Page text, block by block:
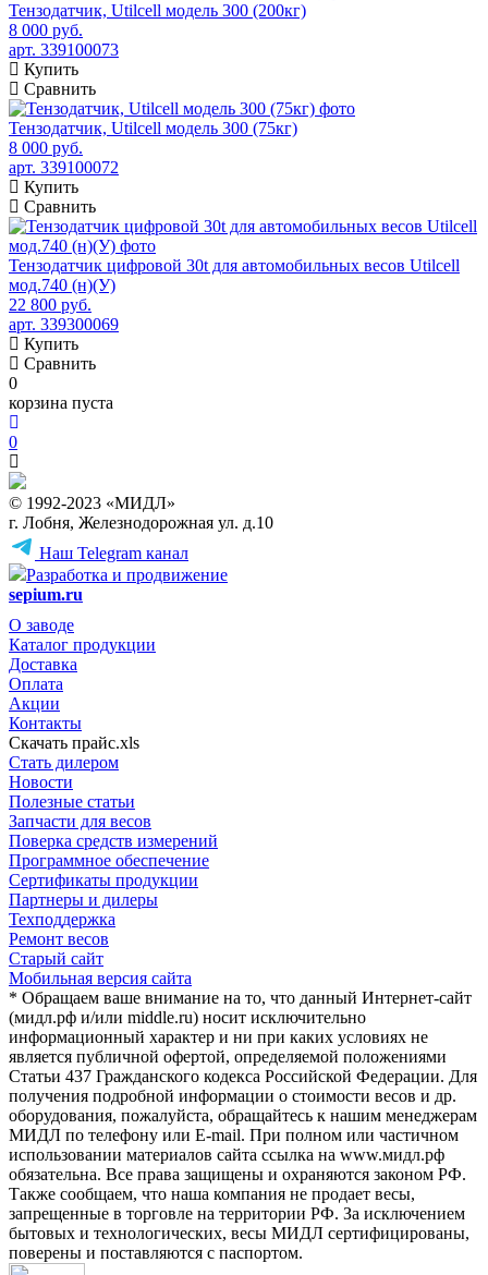
Тензодатчик, Utilcell модель 300 (200кг)
8 000 руб.
арт. 339100073
Купить
Сравнить
Тензодатчик, Utilcell модель 300 (75кг)
8 000 руб.
арт. 339100072
Купить
Сравнить
Тензодатчик цифровой 30t для автомобильных весов Utilcell
мод.740 (н)(У)
22 800 руб.
арт. 339300069
Купить
Сравнить
0
корзина пуста
0
© 1992-2023 «МИДЛ»
г. Лобня, Железнодорожная ул. д.10
Наш Telegram канал
Разработка и продвижение
sepium.ru
О заводе
Каталог продукции
Доставка
Оплата
Акции
Контакты
Скачать прайс.xls
Стать дилером
Новости
Полезные статьи
Запчасти для весов
Поверка средств измерений
Программное обеспечение
Сертификаты продукции
Партнеры и дилеры
Техподдержка
Ремонт весов
Старый сайт
Мобильная версия сайта
* Обращаем ваше внимание на то, что данный Интернет-сайт
(мидл.рф и/или middle.ru) носит исключительно
информационный характер и ни при каких условиях не
является публичной офертой, определяемой положениями
Статьи 437 Гражданского кодекса Российской Федерации. Для
получения подробной информации о стоимости весов и др.
оборудования, пожалуйста, обращайтесь к нашим менеджерам
МИДЛ по телефону или E-mail. При полном или частичном
использовании материалов сайта ссылка на www.мидл.рф
обязательна. Все права защищены и охраняются законом РФ.
Также сообщаем, что наша компания не продает весы,
запрещенные в торговле на территории РФ. За исключением
бытовых и технологических, весы МИДЛ сертифицированы,
поверены и поставляются с паспортом.